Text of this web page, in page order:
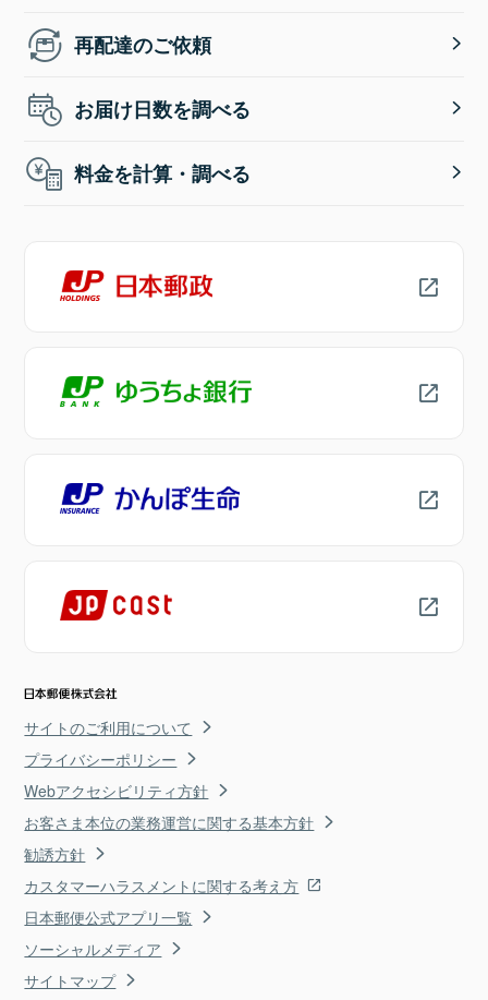
再配達のご依頼
お届け日数を調べる
料金を計算・調べる
サイトのご利用について
プライバシーポリシー
Webアクセシビリティ方針
お客さま本位の業務運営に関する基本方針
勧誘方針
カスタマーハラスメントに関する考え方
日本郵便公式アプリ一覧
ソーシャルメディア
サイトマップ